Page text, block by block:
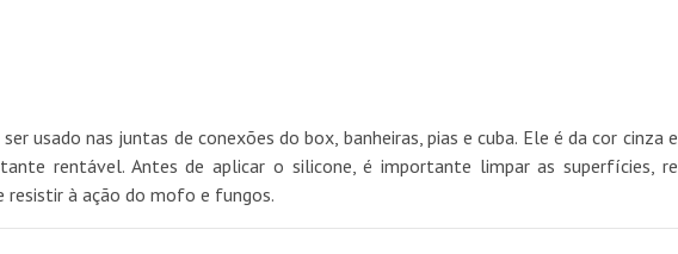
usado nas juntas de conexões do box, banheiras, pias e cuba. Ele é da cor
rentável. Antes de aplicar o silicone, é importante limpar as superfícies,
resistir à ação do mofo e fungos.